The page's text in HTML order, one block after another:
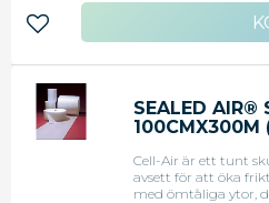
Lägg till i favoriter
SEALED AIR®
100CMX300M
Cell-Air är ett tunt
avsett för att öka
med ömtåliga ytor,